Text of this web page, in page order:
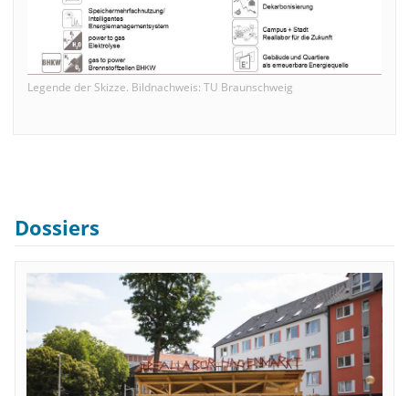
Legende der Skizze. Bildnachweis: TU Braunschweig
Dossiers